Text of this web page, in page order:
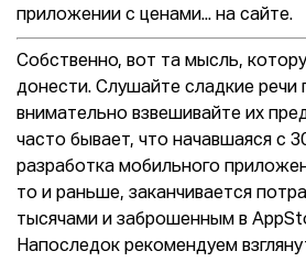
приложении с ценами... на сайте.
Собственно, вот та мысль,
донести. Слушайте сладкие речи
внимательно взвешивайте их
часто бывает, что начавшаяся с
разработка мобильного
то и раньше, заканчивается
тысячами и заброшенным в
Напоследок рекомендуем